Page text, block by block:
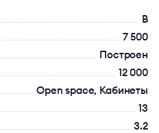
B
7 500
Построен
12 000
Open space, Кабинеты
13
3.2